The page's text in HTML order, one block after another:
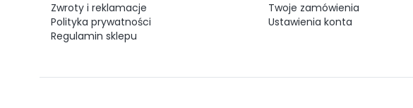
Zwroty i reklamacje
Polityka prywatności
Regulamin sklepu
Twoje zamówienia
Ustawienia konta